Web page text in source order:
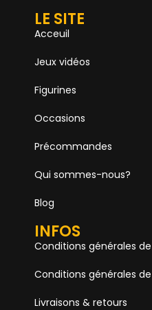
LE SITE
Acceuil
Jeux vidéos
Figurines
Occasions
Précommandes
Qui sommes-nous?
Blog
INFOS
Conditions générales
Conditions générales
Livraisons & retours